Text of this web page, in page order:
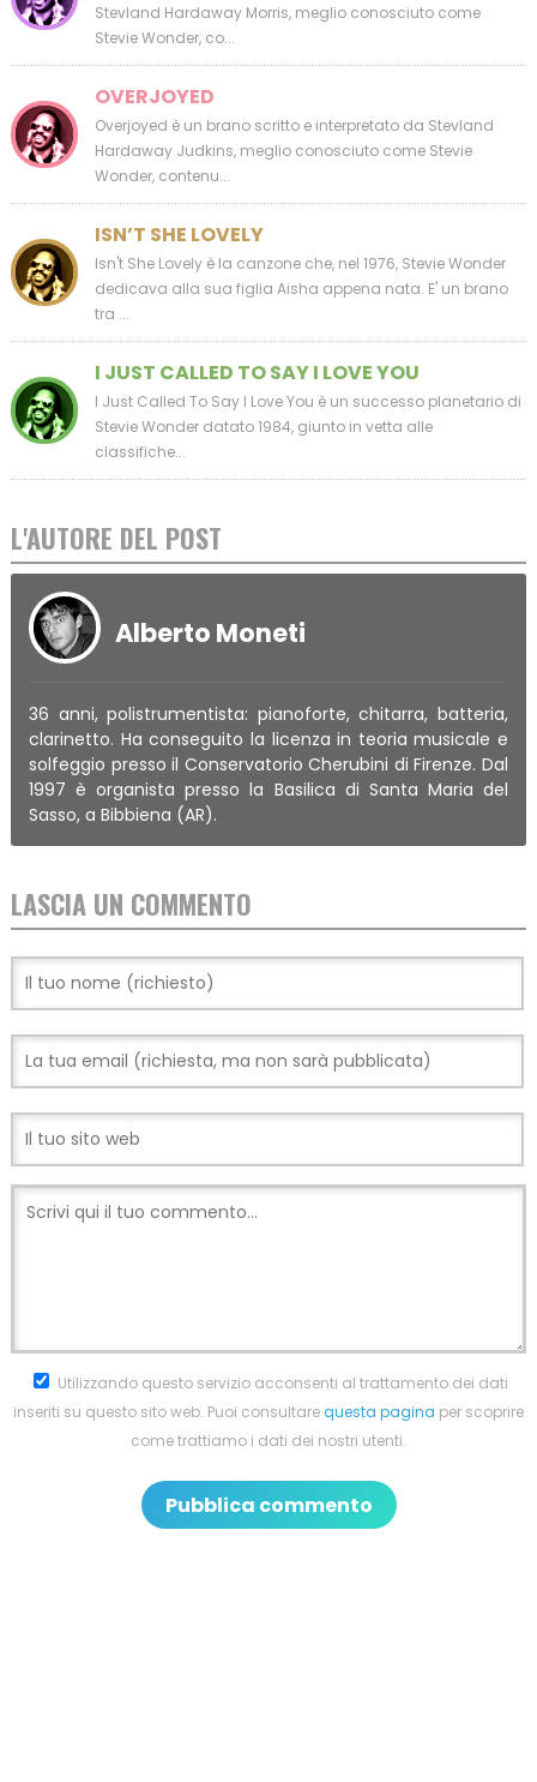
Stevland Hardaway Morris, meglio conosciuto come
Stevie Wonder, co...
OVERJOYED
Overjoyed è un brano scritto e interpretato da Stevland
Hardaway Judkins, meglio conosciuto come Stevie
Wonder, contenu...
ISN’T SHE LOVELY
Isn't She Lovely è la canzone che, nel 1976, Stevie Wonder
dedicava alla sua figlia Aisha appena nata. E' un brano
tra ...
I JUST CALLED TO SAY I LOVE YOU
I Just Called To Say I Love You è un successo planetario di
Stevie Wonder datato 1984, giunto in vetta alle
classifiche...
L'AUTORE DEL POST
Alberto Moneti
36 anni, polistrumentista: pianoforte, chitarra, batteria,
clarinetto. Ha conseguito la licenza in teoria musicale e
solfeggio presso il Conservatorio Cherubini di Firenze. Dal
1997 è organista presso la Basilica di Santa Maria del
Sasso, a Bibbiena (AR).
LASCIA UN COMMENTO
Utilizzando questo servizio acconsenti al trattamento dei dati
inseriti su questo sito web. Puoi consultarequesta pagina per scoprire
come trattiamo i dati dei nostri utenti.